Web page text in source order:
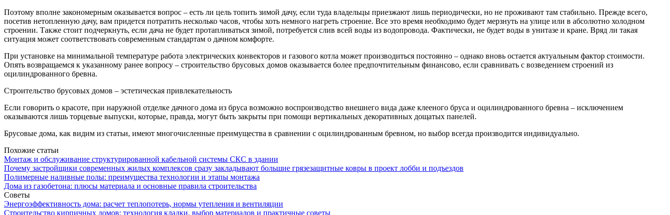
Поэтому вполне закономерным оказывается вопрос – есть ли цель топить зимой дачу, если туда владельцы приезжают лишь периодически, но не проживают там стабильно. Прежде всего,
посетив нетопленную дачу, вам придется потратить несколько часов, чтобы хоть немного нагреть строение. Все это время необходимо будет мерзнуть на улице или в абсолютно холодном
строении. Также стоит подчеркнуть, если дача не будет протапливаться зимой, потребуется слив всей воды из водопровода. Фактически, не будет воды в унитазе и кране. Вряд ли такая
ситуация может соответствовать современным стандартам о дачном комфорте.
При установке на минимальной температуре работа электрических конвекторов и газового котла может производиться постоянно – однако вновь остается актуальным фактор стоимости.
Опять возвращаемся к указанному ранее вопросу – строительство брусовых домов оказывается более предпочтительным финансово, если сравнивать с возведением строений из
оцилиндрованного бревна.
Строительство брусовых домов – эстетическая привлекательность
Если говорить о красоте, при наружной отделке дачного дома из бруса возможно воспроизводство внешнего вида даже клееного бруса и оцилиндрованного бревна – исключением
оказываются лишь торцевые выпуски, которые, правда, могут быть закрыты при помощи вертикальных декоративных дощатых панелей.
Брусовые дома, как видим из статьи, имеют многочисленные преимущества в сравнении с оцилиндрованным бревном, но выбор всегда производится индивидуально.
Похожие статьи
Монтаж и обслуживание структурированной кабельной системы СКС в здании
Почему застройщики современных жилых комплексов сразу закладывают большие грязезащитные ковры в проект лобби и подъездов
Полимерные наливные полы: преимущества технологии и этапы монтажа
Дома из газобетона: плюсы материала и основные правила строительства
Советы
Энергоэффективность дома: расчет теплопотерь, нормы утепления и вентиляции
Строительство кирпичных домов: технология кладки, выбор материалов и практичные советы